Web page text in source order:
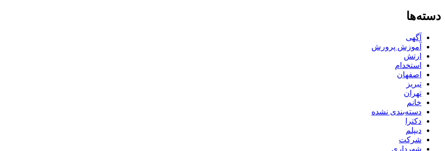
دسته‌ها
آگهی
آموزش پرورش
ارتش
استخدام
اصفهان
تبریز
تهران
خانم
دسته‌بندی نشده
دکترا
دیپلم
شرکت
شهرداری